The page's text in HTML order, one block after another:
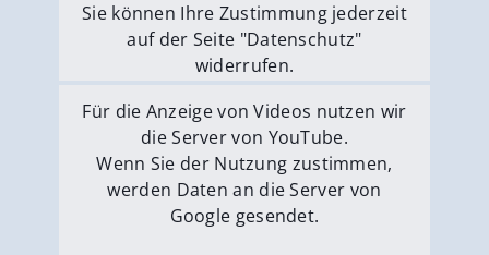
Sie können Ihre Zustimmung jederzeit
auf der Seite "Datenschutz"
widerrufen.
Externe Medien erlauben
Für die Anzeige von Videos nutzen wir
die Server von YouTube.
Wenn Sie der Nutzung zustimmen,
werden Daten an die Server von
Google gesendet.